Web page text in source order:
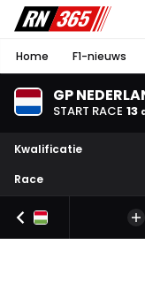
Home F1-nieuws
GP
START RACE 13
Kwalificatie
Race